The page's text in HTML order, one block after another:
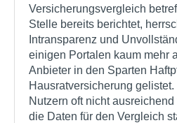
Versicherungsvergleich
Stelle bereits berichtet,
Intransparenz und
einigen Portalen kaum mehr
Anbieter in den Sparten
Hausratversicherung
Nutzern oft nicht
die Daten für den Vergleich